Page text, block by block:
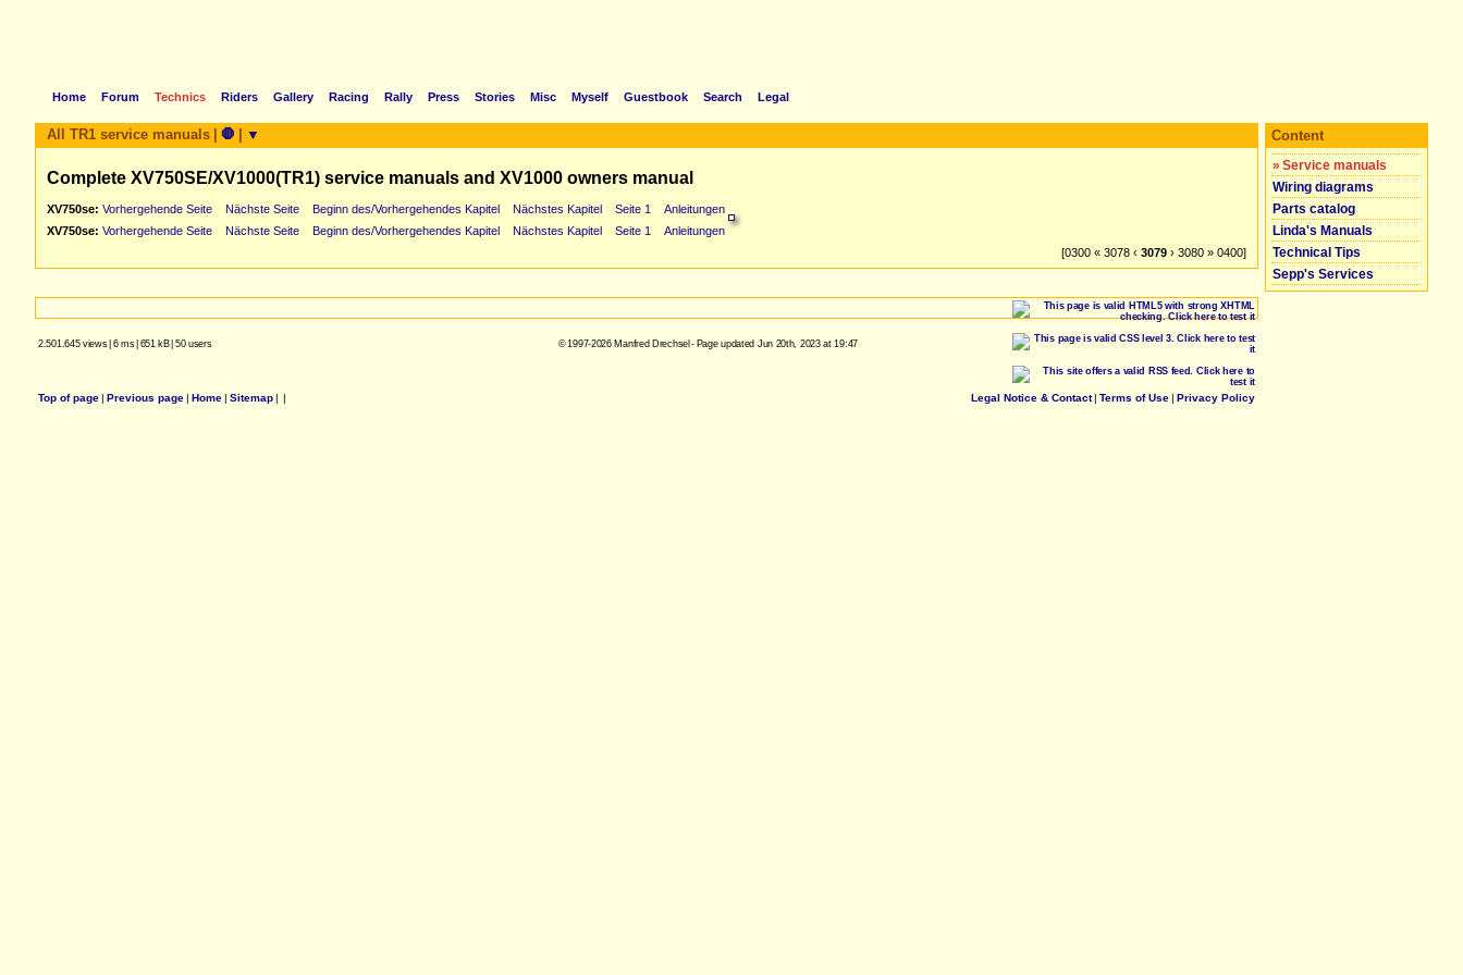
Home Forum Technics Riders Gallery Racing Rally Press Stories Misc Myself Guestbook Search Legal
All TR1 service manuals 🛑 ▼
Complete XV750SE/XV1000(TR1) service manuals and XV1000 owners manual
XV750se: Vorhergehende Seite Nächste Seite Beginn des/Vorhergehendes Kapitel Nächstes Kapitel Seite 1
Anleitungen
XV750se: Vorhergehende Seite Nächste Seite Beginn des/Vorhergehendes Kapitel Nächstes Kapitel Seite 1
Anleitungen
[0300 « 3078 ‹ 3079 › 3080 » 0400]
Content
» Service manuals
Wiring diagrams
Parts catalog
Linda's Manuals
Technical Tips
Sepp's Services
2.501.645 views| 6 ms| 651 kB| 50 users © 1997-2026 Manfred Drechsel - Page updated Jun 20th, 2023 at 19:47
Top of page| Previous page| Home| Sitemap| | Legal Notice & Contact| Terms of Use| Privacy Policy